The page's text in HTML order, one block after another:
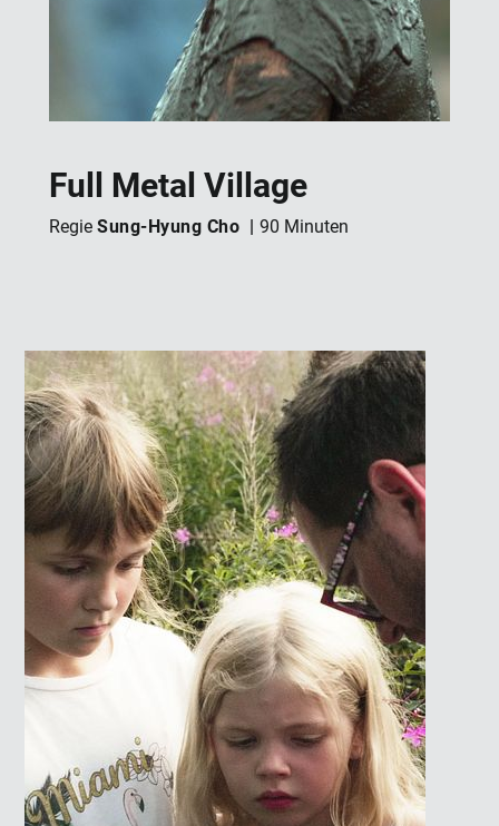
Full Metal Village
Regie Sung-Hyung Cho 90 Minuten